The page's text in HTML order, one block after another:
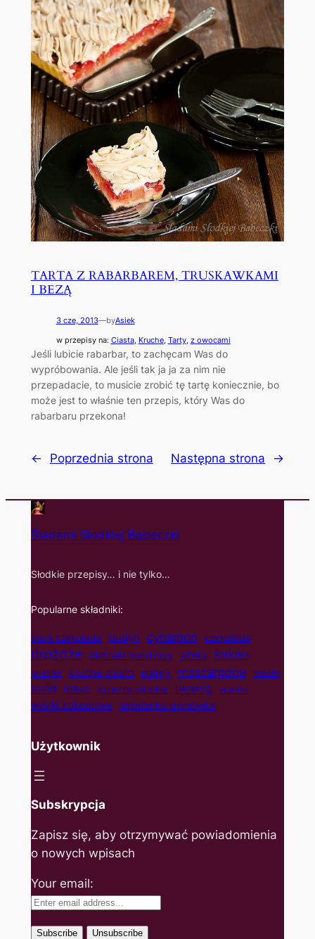
TARTA Z RABARBAREM, TRUSKAWKAMI
I BEZĄ
3 cze, 2013—byAsiek
w przepisy na: Ciasta, Kruche, Tarty, z owocami
Jeśli lubicie rabarbar, to zachęcam Was do
wypróbowania. Ale jeśli tak ja ja za nim nie
przepadacie, to musicie zrobić tę tartę koniecznie, bo
może jest to właśnie ten przepis, który Was do
rabarbaru przekona!
← Poprzednia strona Następna strona →
Śladami Słodkiej Babeczki
Słodkie przepisy… i nie tylko…
Popularne składniki:
biała czekolada budyń cynamon czekolada
drożdże ekstrakt waniliowy jabłka kakao
kruche kruche ciasto maliny mascarpone masło
miód mleko orzechy włoskie twaróg wanilia
wiórki kokosowe śmietanka kremówka
Użytkownik
Subskrypcja
Zapisz się, aby otrzymywać powiadomienia
o nowych wpisach
Your email: